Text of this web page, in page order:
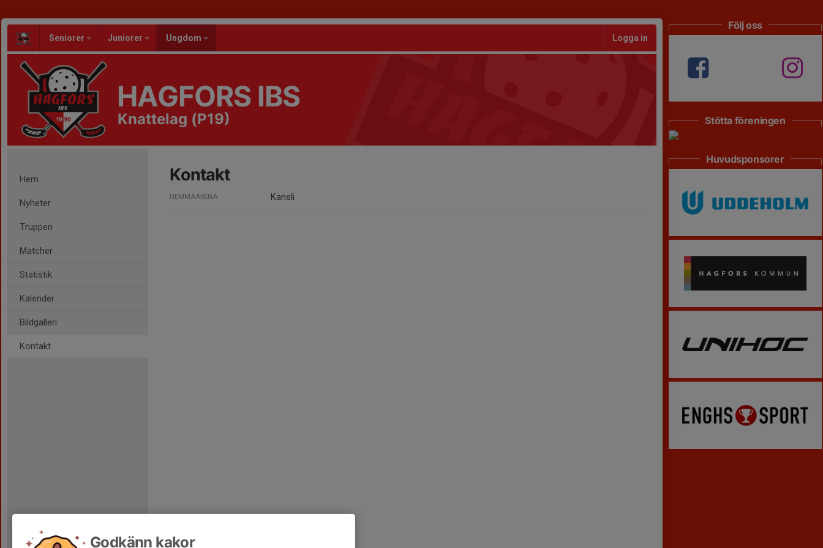
Seniorer Juniorer Ungdom Logga in
HAGFORS IBS
Knattelag (P19)
Hem
Nyheter
Truppen
Matcher
Statistik
Kalender
Bildgalleri
Kontakt
Kontakt
HEMMAARENA Kansli
Följ oss
Stötta föreningen
Huvudsponsorer
Godkänn kakor